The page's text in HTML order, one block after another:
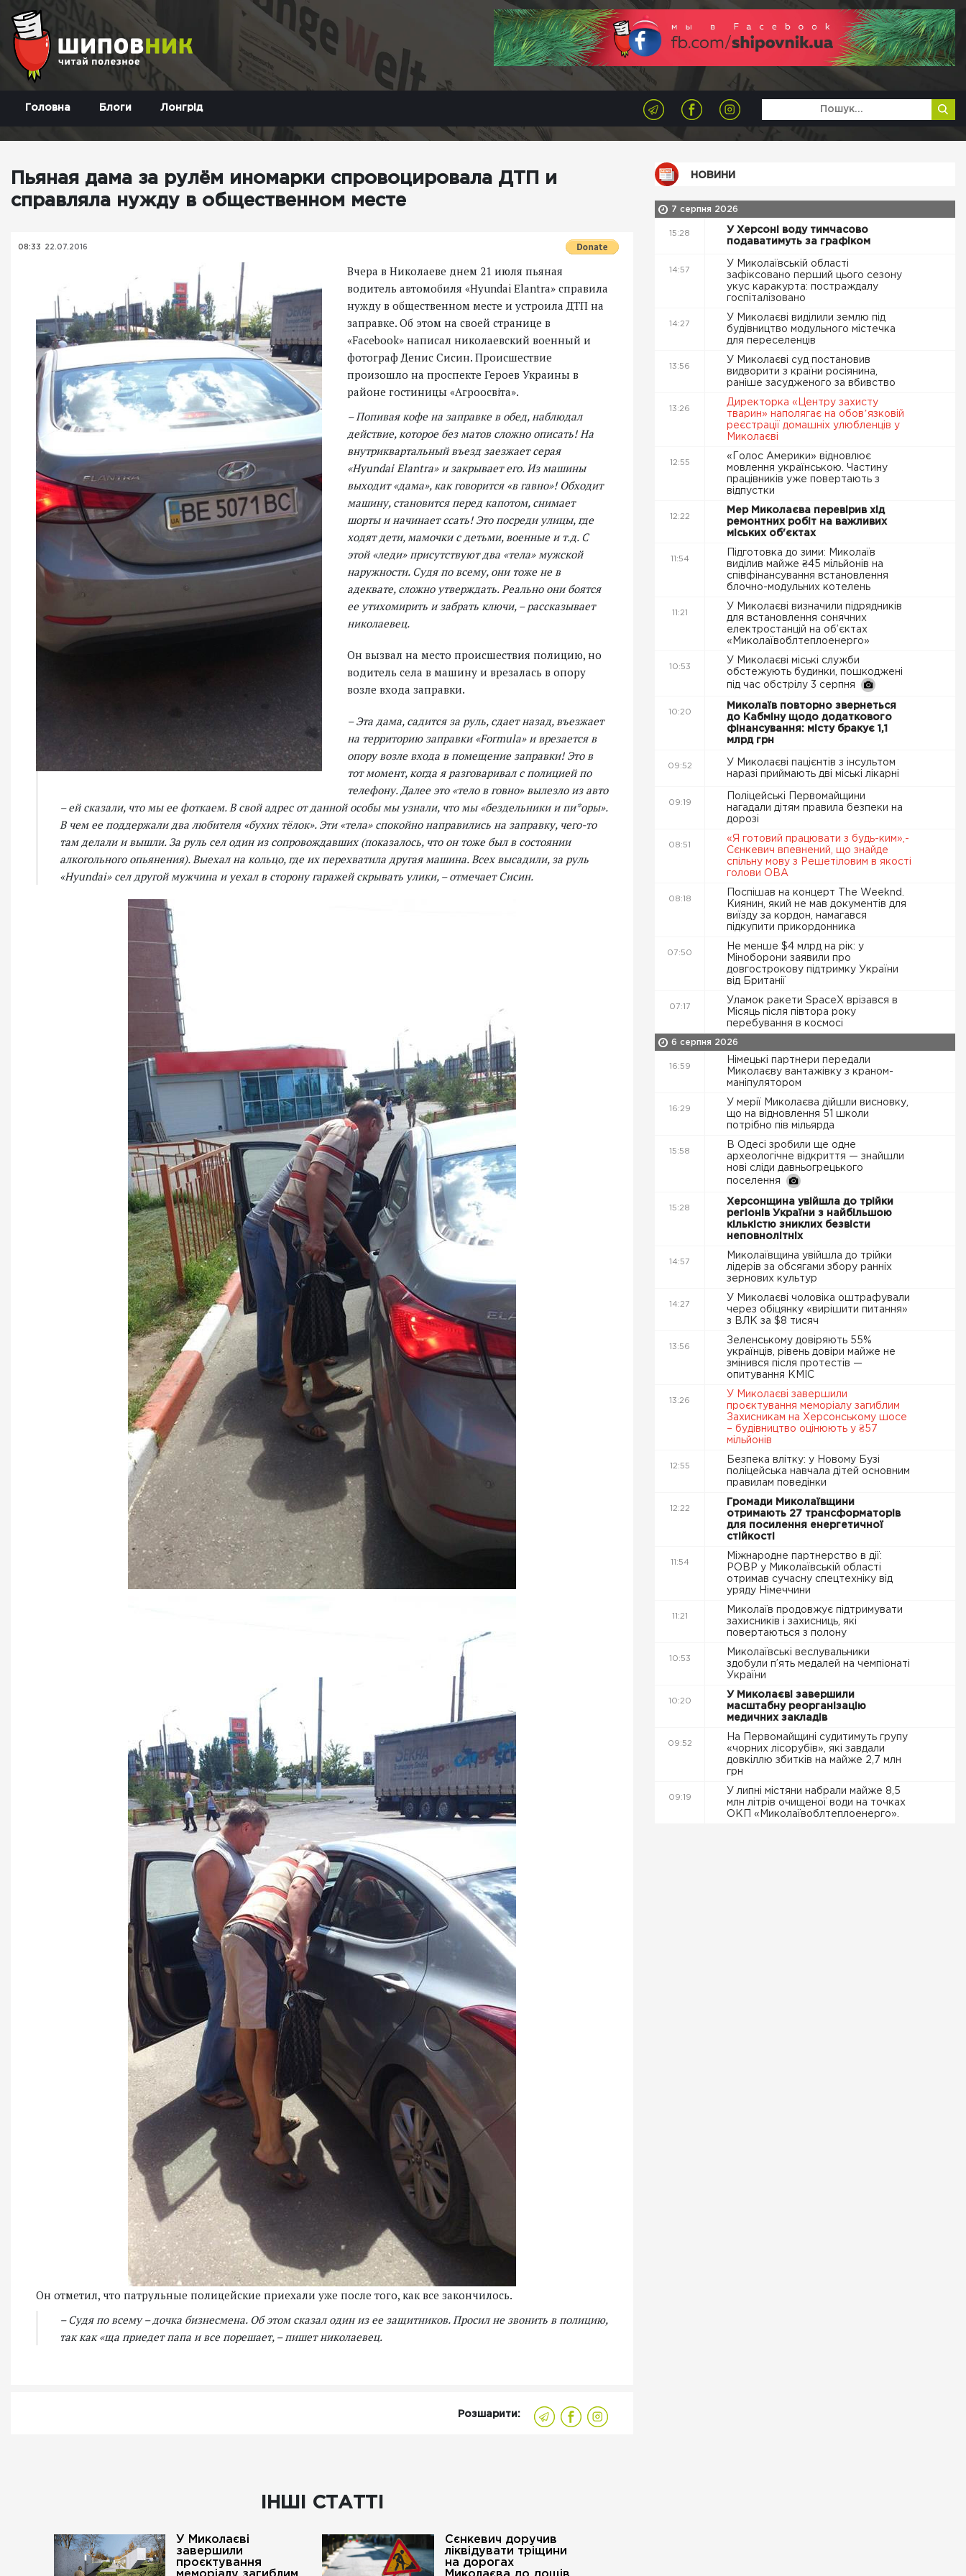
Головна Блоги Лонгрід
Пьяная дама за рулём иномарки спровоцировала ДТП и
справляла нужду в общественном месте
08:33 22.07.2016
Вчера в Николаеве днем 21 июля пьяная
водитель автомобиля «Hyundai Elantra» справила
нужду в общественном месте и устроила ДТП на
заправке. Об этом на своей странице в
«Facebook» написал николаевский военный и
фотограф Денис Сисин. Происшествие
произошло на проспекте Героев Украины в
районе гостиницы «Агроосвіта».
– Попивая кофе на заправке в обед, наблюдал
действие, которое без матов сложно описать! На
внутриквартальный въезд заезжает серая
«Hyundai Elantra» и закрывает его. Из машины
выходит «дама», как говорится «в гавно»! Обходит
машину, становится перед капотом, снимает
шорты и начинает ссать! Это посреди улицы, где
ходят дети, мамочки с детьми, военные и т.д. С
этой «леди» присутствуют два «тела» мужской
наружности. Судя по всему, они тоже не в
адеквате, сложно утверждать. Реально они боятся
ее утихомирить и забрать ключи, – рассказывает
николаевец.
Он вызвал на место происшествия полицию, но
водитель села в машину и врезалась в опору
возле входа заправки.
– Эта дама, садится за руль, сдает назад, въезжает
на территорию заправки «Formula» и врезается в
опору возле входа в помещение заправки! Это в
тот момент, когда я разговаривал с полицией по
телефону. Далее это «тело в говно» вылезло из авто
– ей сказали, что мы ее фоткаем. В свой адрес от данной особы мы узнали, что мы «бездельники и пи*оры».
В чем ее поддержали два любителя «бухих тёлок». Эти «тела» спокойно направились на заправку, чего-то
там делали и вышли. За руль сел один из сопровождавших (показалось, что он тоже был в состоянии
алкогольного опьянения). Выехал на кольцо, где их перехватила другая машина. Всех высадили, за руль
«Hyundai» сел другой мужчина и уехал в сторону гаражей скрывать улики, – отмечает Сисин.
Он отметил, что патрульные полицейские приехали уже после того, как все закончилось.
– Судя по всему – дочка бизнесмена. Об этом сказал один из ее защитников. Просил не звонить в полицию,
так как «ща приедет папа и все порешает, – пишет николаевец.
Розшарити:
ІНШІ СТАТТІ
У Миколаєві
завершили
проєктування
Сєнкевич доручив
ліквідувати тріщини
на дорогах
НОВИНИ
7 серпня 2026
15:28
У Херсоні воду тимчасово
подаватимуть за графіком
14:57
У Миколаївській області
зафіксовано перший цього сезону
укус каракурта: постраждалу
госпіталізовано
14:27
У Миколаєві виділили землю під
будівництво модульного містечка
для переселенців
13:56
У Миколаєві суд постановив
видворити з країни росіянина,
раніше засудженого за вбивство
13:26
Директорка «Центру захисту
тварин» наполягає на обовʼязковій
реєстрації домашніх улюбленців у
Миколаєві
12:55
«Голос Америки» відновлює
мовлення українською. Частину
працівників уже повертають з
відпустки
12:22
Мер Миколаєва перевірив хід
ремонтних робіт на важливих
міських об'єктах
11:54
Підготовка до зими: Миколаїв
виділив майже ₴45 мільйонів на
співфінансування встановлення
блочно-модульних котелень
11:21
У Миколаєві визначили підрядників
для встановлення сонячних
електростанцій на об’єктах
«Миколаївоблтеплоенерго»
10:53
У Миколаєві міські служби
обстежують будинки, пошкоджені
під час обстрілу 3 серпня
10:20
Миколаїв повторно звернеться
до Кабміну щодо додаткового
фінансування: місту бракує 1,1
млрд грн
09:52
У Миколаєві пацієнтів з інсультом
наразі приймають дві міські лікарні
09:19
Поліцейські Первомайщини
нагадали дітям правила безпеки на
дорозі
08:51
«Я готовий працювати з будь-ким»,-
Сєнкевич впевнений, що знайде
спільну мову з Решетіловим в якості
голови ОВА
08:18
Поспішав на концерт The Weeknd.
Киянин, який не мав документів для
виїзду за кордон, намагався
підкупити прикордонника
07:50
Не менше $4 млрд на рік: у
Міноборони заявили про
довгострокову підтримку України
від Британії
07:17
Уламок ракети SpaceX врізався в
Місяць після півтора року
перебування в космосі
6 серпня 2026
16:59
Німецькі партнери передали
Миколаєву вантажівку з краном-
маніпулятором
16:29
У мерії Миколаєва дійшли висновку,
що на відновлення 51 школи
потрібно пів мільярда
15:58
В Одесі зробили ще одне
археологічне відкриття — знайшли
нові сліди давньогрецького
поселення
15:28
Херсонщина увійшла до трійки
регіонів України з найбільшою
кількістю зниклих безвісти
неповнолітніх
14:57
Миколаївщина увійшла до трійки
лідерів за обсягами збору ранніх
зернових культур
14:27
У Миколаєві чоловіка оштрафували
через обіцянку «вирішити питання»
з ВЛК за $8 тисяч
13:56
Зеленському довіряють 55%
українців, рівень довіри майже не
змінився після протестів —
опитування КМІС
13:26
У Миколаєві завершили
проєктування меморіалу загиблим
Захисникам на Херсонському шосе
– будівництво оцінюють у ₴57
мільйонів
12:55
Безпека влітку: у Новому Бузі
поліцейська навчала дітей основним
правилам поведінки
12:22
Громади Миколаївщини
отримають 27 трансформаторів
для посилення енергетичної
стійкості
11:54
Міжнародне партнерство в дії:
РОВР у Миколаївській області
отримав сучасну спецтехніку від
уряду Німеччини
11:21
Миколаїв продовжує підтримувати
захисників і захисниць, які
повертаються з полону
10:53
Миколаївські веслувальники
здобули п’ять медалей на чемпіонаті
України
10:20
У Миколаєві завершили
масштабну реорганізацію
медичних закладів
09:52
На Первомайщині судитимуть групу
«чорних лісорубів», які завдали
довкіллю збитків на майже 2,7 млн
грн
09:19
У липні містяни набрали майже 8,5
млн літрів очищеної води на точках
ОКП «Миколаївоблтеплоенерго».